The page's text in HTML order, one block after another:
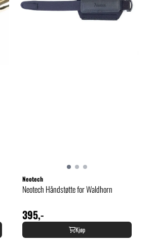
Neotech
Neotech Håndstøtte for Waldhorn
395,-
Kjøp